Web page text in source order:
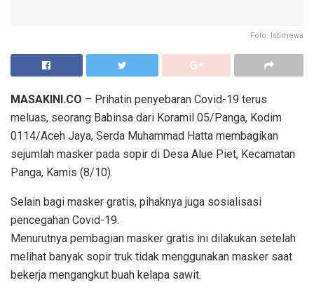
Foto: Istimewa
MASAKINI.CO – Prihatin penyebaran Covid-19 terus
meluas, seorang Babinsa dari Koramil 05/Panga, Kodim
0114/Aceh Jaya, Serda Muhammad Hatta membagikan
sejumlah masker pada sopir di Desa Alue Piet, Kecamatan
Panga, Kamis (8/10).
Selain bagi masker gratis, pihaknya juga sosialisasi
pencegahan Covid-19.
Menurutnya pembagian masker gratis ini dilakukan setelah
melihat banyak sopir truk tidak menggunakan masker saat
bekerja mengangkut buah kelapa sawit.